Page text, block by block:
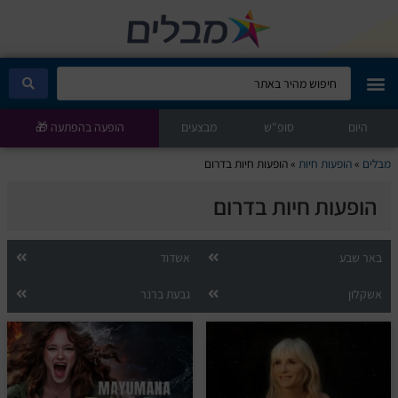
מבלים קלאב
הופעות היום
סטנדאפ
הצגות ילדים
הופעות חיות
הצגות תיאטרון
היום סופ"ש מבצעים הופעה בהפתעה 🎁
מבלים »הופעות חיות »הופעות חיות בדרום
הופעות חיות בדרום
באר שבע אשדוד
אשקלון גבעת ברנר